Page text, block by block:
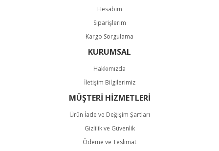
Hesabım
Siparişlerim
Kargo Sorgulama
KURUMSAL
Hakkımızda
İletişim Bilgilerimiz
MÜŞTERİ HİZMETLERİ
Ürün İade ve Değişim Şartları
Gizlilik ve Güvenlik
Ödeme ve Teslimat